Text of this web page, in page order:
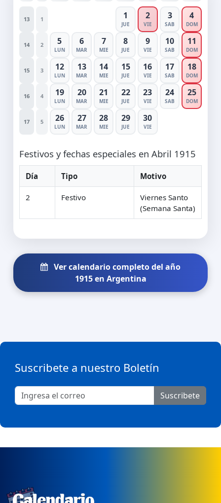
13 1 1
JUE
2
VIE
3
SAB
4
DOM
14 2 5
LUN
6
MAR
7
MIE
8
JUE
9
VIE
10
SAB
11
DOM
15 3 12
LUN
13
MAR
14
MIE
15
JUE
16
VIE
17
SAB
18
DOM
16 4 19
LUN
20
MAR
21
MIE
22
JUE
23
VIE
24
SAB
25
DOM
17 5 26
LUN
27
MAR
28
MIE
29
JUE
30
VIE
Festivos y fechas especiales en Abril 1915
Día Tipo Motivo
2 Festivo
Viernes Santo
(Semana Santa)
Ver calendario completo del año
1915 en Argentina
Suscribete a nuestro Boletín
Suscribete